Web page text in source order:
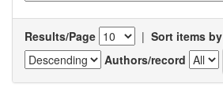
Results/Page | Sort items by
Authors/record